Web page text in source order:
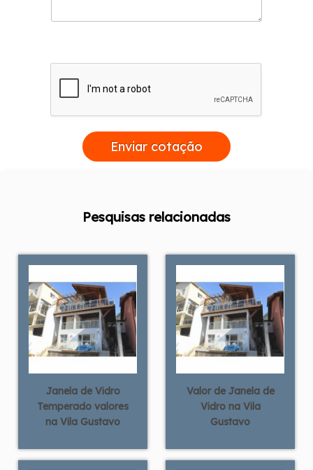
Enviar cotação
Pesquisas relacionadas
Janela de Vidro
Temperado valores
na Vila Gustavo
Valor de Janela de
Vidro na Vila
Gustavo